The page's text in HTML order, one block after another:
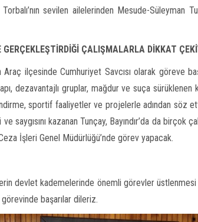
sevilen ailelerinden Mesude-Süleyman
GERÇEKLEŞTİRDİĞİ ÇALIŞMALARLA DİKKAT
Araç ilçesinde Cumhuriyet Savcısı olarak göreve
dezavantajlı gruplar, mağdur ve suça
sportif faaliyetler ve projelerle adından söz
saygısını kazanan Tunçay, Bayındır’da da birçok
Ceza İşleri Genel Müdürlüğü’nde görev yapacak.
devlet kademelerinde önemli görevler
başarılar dileriz.